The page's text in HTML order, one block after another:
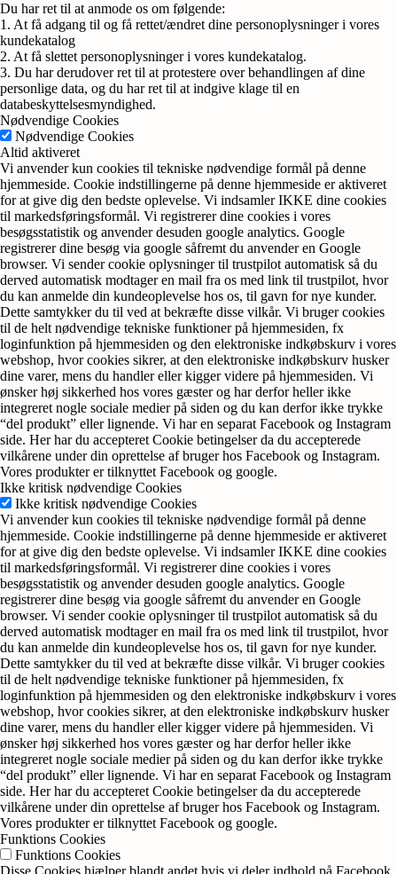
Du har ret til at anmode os om følgende:
1. At få adgang til og få rettet/ændret dine personoplysninger i vores
kundekatalog
2. At få slettet personoplysninger i vores kundekatalog.
3. Du har derudover ret til at protestere over behandlingen af dine
personlige data, og du har ret til at indgive klage til en
databeskyttelsesmyndighed.
Nødvendige Cookies
Nødvendige Cookies
Altid aktiveret
Vi anvender kun cookies til tekniske nødvendige formål på denne
hjemmeside. Cookie indstillingerne på denne hjemmeside er aktiveret
for at give dig den bedste oplevelse. Vi indsamler IKKE dine cookies
til markedsføringsformål. Vi registrerer dine cookies i vores
besøgsstatistik og anvender desuden google analytics. Google
registrerer dine besøg via google såfremt du anvender en Google
browser. Vi sender cookie oplysninger til trustpilot automatisk så du
derved automatisk modtager en mail fra os med link til trustpilot, hvor
du kan anmelde din kundeoplevelse hos os, til gavn for nye kunder.
Dette samtykker du til ved at bekræfte disse vilkår. Vi bruger cookies
til de helt nødvendige tekniske funktioner på hjemmesiden, fx
loginfunktion på hjemmesiden og den elektroniske indkøbskurv i vores
webshop, hvor cookies sikrer, at den elektroniske indkøbskurv husker
dine varer, mens du handler eller kigger videre på hjemmesiden. Vi
ønsker høj sikkerhed hos vores gæster og har derfor heller ikke
integreret nogle sociale medier på siden og du kan derfor ikke trykke
“del produkt” eller lignende. Vi har en separat Facebook og Instagram
side. Her har du accepteret Cookie betingelser da du accepterede
vilkårene under din oprettelse af bruger hos Facebook og Instagram.
Vores produkter er tilknyttet Facebook og google.
Ikke kritisk nødvendige Cookies
Ikke kritisk nødvendige Cookies
Vi anvender kun cookies til tekniske nødvendige formål på denne
hjemmeside. Cookie indstillingerne på denne hjemmeside er aktiveret
for at give dig den bedste oplevelse. Vi indsamler IKKE dine cookies
til markedsføringsformål. Vi registrerer dine cookies i vores
besøgsstatistik og anvender desuden google analytics. Google
registrerer dine besøg via google såfremt du anvender en Google
browser. Vi sender cookie oplysninger til trustpilot automatisk så du
derved automatisk modtager en mail fra os med link til trustpilot, hvor
du kan anmelde din kundeoplevelse hos os, til gavn for nye kunder.
Dette samtykker du til ved at bekræfte disse vilkår. Vi bruger cookies
til de helt nødvendige tekniske funktioner på hjemmesiden, fx
loginfunktion på hjemmesiden og den elektroniske indkøbskurv i vores
webshop, hvor cookies sikrer, at den elektroniske indkøbskurv husker
dine varer, mens du handler eller kigger videre på hjemmesiden. Vi
ønsker høj sikkerhed hos vores gæster og har derfor heller ikke
integreret nogle sociale medier på siden og du kan derfor ikke trykke
“del produkt” eller lignende. Vi har en separat Facebook og Instagram
side. Her har du accepteret Cookie betingelser da du accepterede
vilkårene under din oprettelse af bruger hos Facebook og Instagram.
Vores produkter er tilknyttet Facebook og google.
Funktions Cookies
Funktions Cookies
Disse Cookies hjælper blandt andet hvis vi deler indhold på Facebook